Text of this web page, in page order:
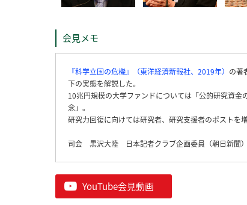
会見メモ
『科学立国の危機』（東洋経済新報社、2019年） の著
下の実態を解説した。
10兆円規模の大学ファンドについては「公的研究資
念」。
研究力回復に向けては研究者、研究支援者のポストを
司会 黒沢大陸 日本記者クラブ企画委員（朝日新聞）
YouTube会見動画